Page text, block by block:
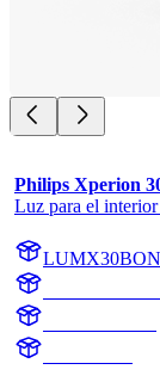
Philips Xperion
Luz para el